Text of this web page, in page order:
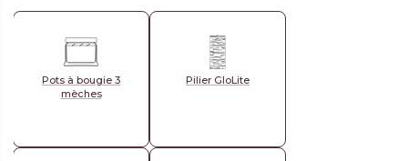
Pots à bougie 3
mèches
Pilier GloLite